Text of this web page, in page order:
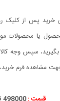
خرید پس از کلیک
یا محصولات
سپس وجه کالا
مشاهده فرم